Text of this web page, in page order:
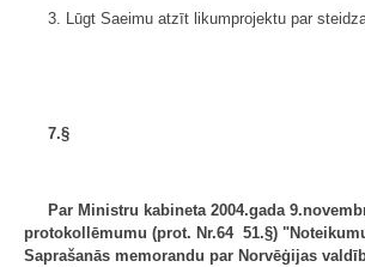
3. Lūgt Saeimu atzīt likumprojektu par
7.§
Par Ministru kabineta 2004.gada
protokollēmumu (prot. Nr.64 51.§)
Saprašanās memorandu par Norvēģijas